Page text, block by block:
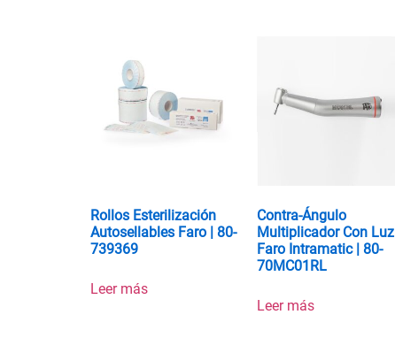
Rollos Esterilización
Autosellables Faro | 80-
739369
Leer más
Contra-Ángulo
Multiplicador Con Luz
Faro Intramatic | 80-
70MC01RL
Leer más